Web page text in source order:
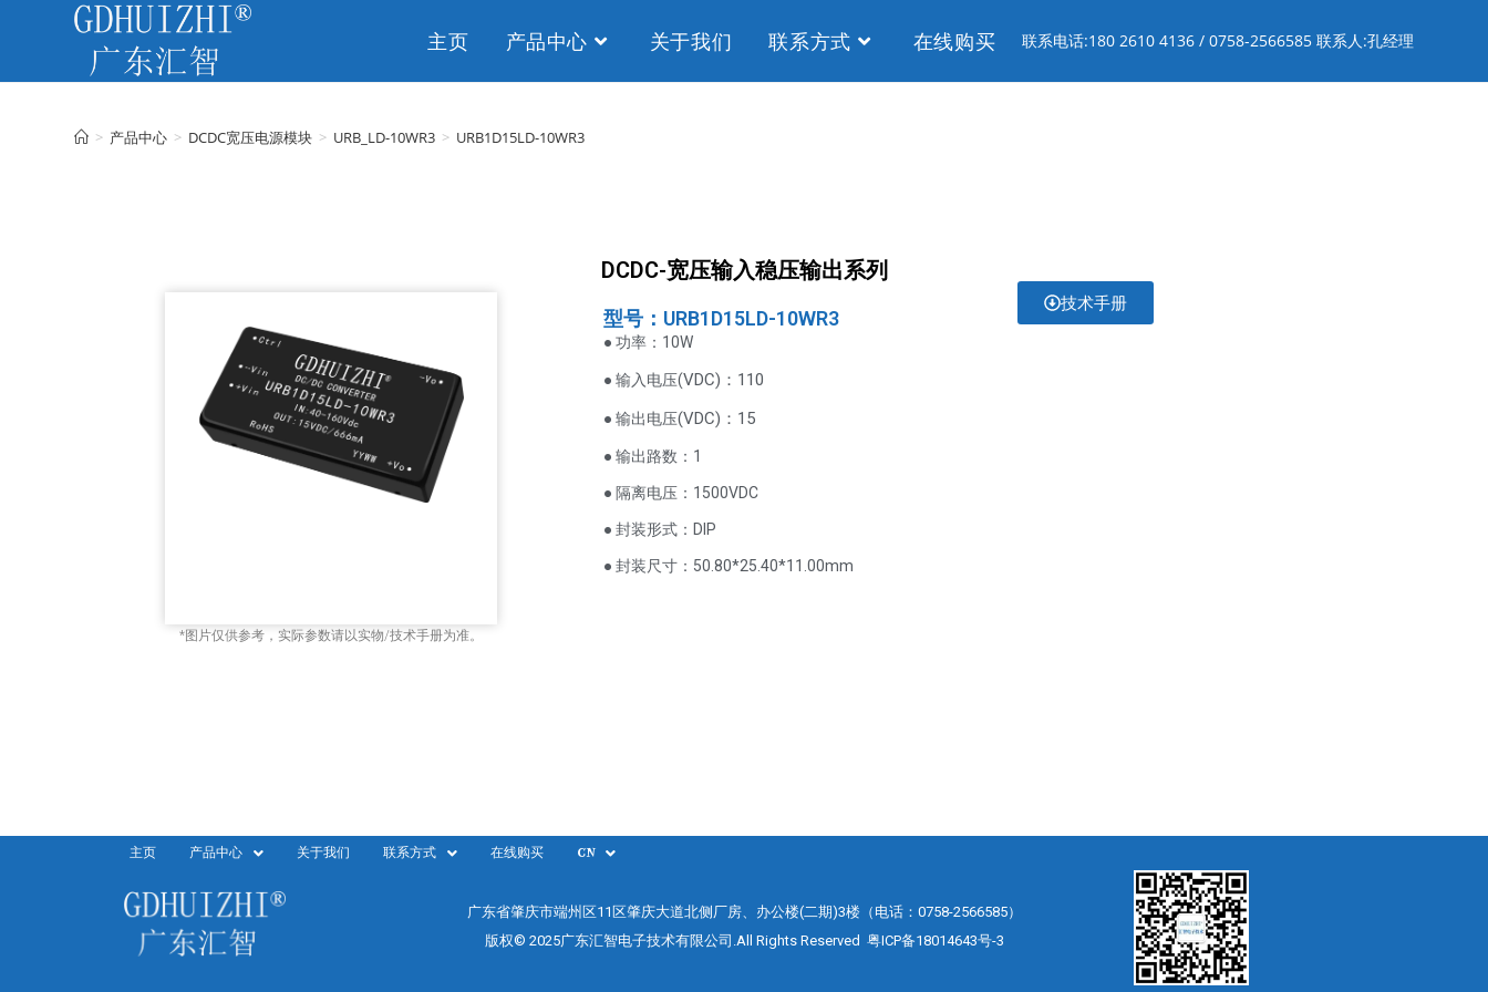
联系电话:180 2610 4136 / 0758-2566585 联系人:孔经理
主页 产品中心 关于我们 联系方式 在线购买
> 产品中心 > DCDC宽压电源模块 > URB_LD-10WR3 > URB1D15LD-10WR3
DCDC-宽压输入稳压输出系列
*图片仅供参考，实际参数请以实物/技术手册为准。
型号：URB1D15LD-10WR3
● 功率：10W
● 输入电压(VDC)：110
● 输出电压(VDC) ：15
● 输出路数：1
● 隔离电压：1500VDC
● 封装形式：DIP
● 封装尺寸：50.80*25.40*11.00mm
技术手册
主页 产品中心 关于我们 联系方式 在线购买 CN
广东省肇庆市端州区11区肇庆大道北侧厂房、办公楼(二期)3楼（电话：0758-2566585）
版权© 2025广东汇智电子技术有限公司.All Rights Reserved 粤ICP备18014643号-3